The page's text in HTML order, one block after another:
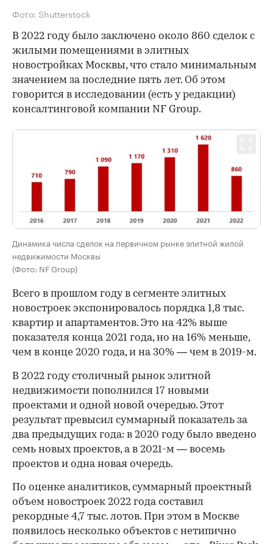
Фото: Shutterstock
В 2022 году было заключено около 860 сделок с
жилыми помещениями в элитных
новостройках Москвы, что стало минимальным
значением за последние пять лет. Об этом
говорится в исследовании (есть у редакции)
консалтинговой компании NF Group.
Динамика числа сделок на первичном рынке элитной жилой
недвижимости Москвы
(Фото: NF Group)
Всего в прошлом году в сегменте элитных
новостроек экспонировалось порядка 1,8 тыс.
квартир и апартаментов. Это на 42% выше
показателя конца 2021 года, но на 16% меньше,
чем в конце 2020 года, и на 30% — чем в 2019-м.
В 2022 году столичный рынок элитной
недвижимости пополнился 17 новыми
проектами и одной новой очередью. Этот
результат превысил суммарный показатель за
два предыдущих года: в 2020 году было введено
семь новых проектов, а в 2021-м — восемь
проектов и одна новая очередь.
По оценке аналитиков, суммарный проектный
объем новостроек 2022 года составил
рекордные 4,7 тыс. лотов. При этом в Москве
появилось несколько объектов с нетипично